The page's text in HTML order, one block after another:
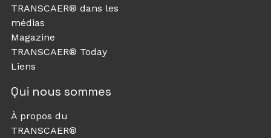
TRANSCAER® dans les
médias
Magazine
TRANSCAER® Today
Liens
Qui nous sommes
À propos du
TRANSCAER®